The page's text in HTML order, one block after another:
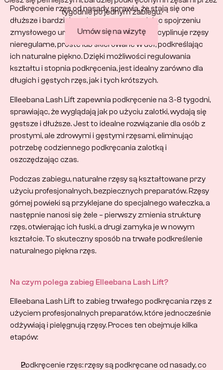
tygodnie po jednym zabiegu.
Umów się na wizytę
Podkręcenie rzęs od nasady sprawia, że stają się one
dłuższe i bardziej wyeksponowane, nadając spojrzeniu
zmysłowego uroku. Zabieg doskonale dyscyplinuje rzęsy
nieregularne, proste lub skierowane w dół, podkreślając
ich naturalne piękno. Dzięki możliwości regulowania
kształtu i stopnia podkręcenia, jest idealny zarówno dla
długich i gęstych rzęs, jak i tych krótszych.
Elleebana Lash Lift zapewnia podkręcenie na 3-8 tygodni,
sprawiając, że wyglądają jak po użyciu zalotki, wydają się
gęstsze i dłuższe. Jest to idealne rozwiązanie dla osób z
prostymi, ale zdrowymi i gęstymi rzęsami, eliminując
potrzebę codziennego podkręcania zalotką i
oszczędzając czas.
Podczas zabiegu, naturalne rzęsy są kształtowane przy
użyciu profesjonalnych, bezpiecznych preparatów. Rzęsy
górnej powieki są przyklejane do specjalnego wałeczka, a
następnie nanosi się żele – pierwszy zmienia strukturę
rzęs, otwierając ich łuski, a drugi zamyka je w nowym
kształcie. To skuteczny sposób na trwałe podkreślenie
naturalnego piękna rzęs.
Na czym polega zabieg Elleebana Lash Lift?
Elleebana Lash Lift to zabieg trwałego podkręcania rzęs z
użyciem profesjonalnych preparatów, które jednocześnie
odżywiają i pielęgnują rzęsy. Proces ten obejmuje kilka
etapów:
Podkręcenie rzęs: rzęsy są podkręcane od nasady, co